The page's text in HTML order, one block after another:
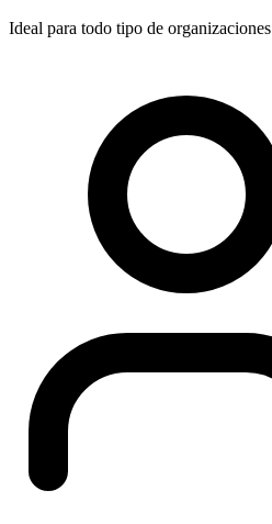
Ideal para todo tipo de organizaciones